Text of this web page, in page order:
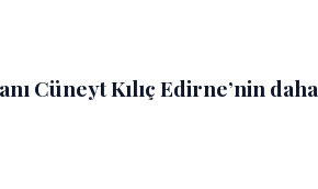
Cüneyt Kılıç Edirne’nin daha